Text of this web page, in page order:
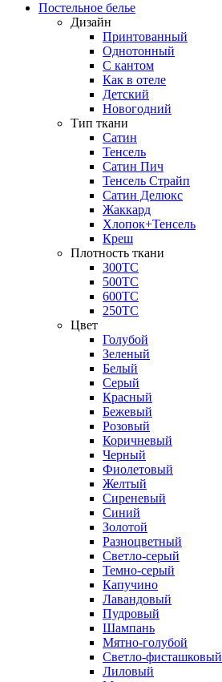
Постельное белье
Дизайн
Принтованный
Однотонный
С кантом
Как в отеле
Детский
Новогодний
Тип ткани
Сатин
Тенсель
Сатин Пич
Тенсель Страйп
Сатин Делюкс
Жаккард
Хлопок+Тенсель
Креш
Плотность ткани
300ТС
500ТС
600ТС
250ТС
Цвет
Голубой
Зеленый
Белый
Серый
Красный
Бежевый
Розовый
Коричневый
Черный
Фиолетовый
Желтый
Сиреневый
Синий
Золотой
Разноцветный
Светло-серый
Темно-серый
Капучино
Лавандовый
Пудровый
Шампань
Мятно-голубой
Светло-фисташковый
Лиловый